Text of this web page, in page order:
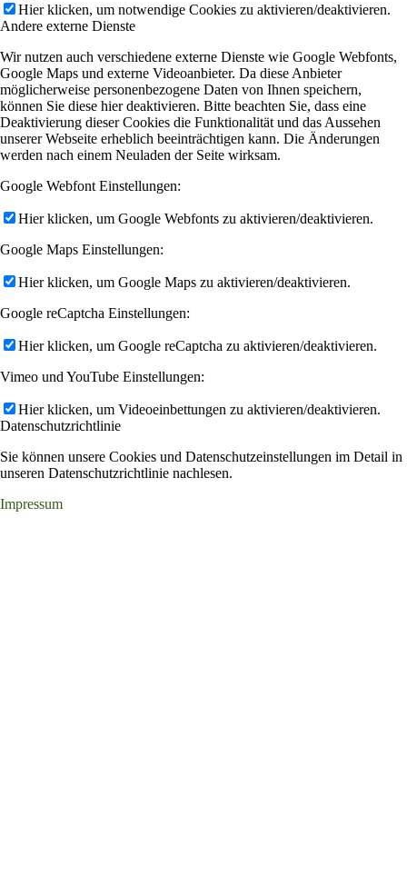
Hier klicken, um notwendige Cookies zu aktivieren/deaktivieren.
Andere externe Dienste
Wir nutzen auch verschiedene externe Dienste wie Google Webfonts,
Google Maps und externe Videoanbieter. Da diese Anbieter
möglicherweise personenbezogene Daten von Ihnen speichern,
können Sie diese hier deaktivieren. Bitte beachten Sie, dass eine
Deaktivierung dieser Cookies die Funktionalität und das Aussehen
unserer Webseite erheblich beeinträchtigen kann. Die Änderungen
werden nach einem Neuladen der Seite wirksam.
Google Webfont Einstellungen:
Hier klicken, um Google Webfonts zu aktivieren/deaktivieren.
Google Maps Einstellungen:
Hier klicken, um Google Maps zu aktivieren/deaktivieren.
Google reCaptcha Einstellungen:
Hier klicken, um Google reCaptcha zu aktivieren/deaktivieren.
Vimeo und YouTube Einstellungen:
Hier klicken, um Videoeinbettungen zu aktivieren/deaktivieren.
Datenschutzrichtlinie
Sie können unsere Cookies und Datenschutzeinstellungen im Detail in
unseren Datenschutzrichtlinie nachlesen.
Impressum